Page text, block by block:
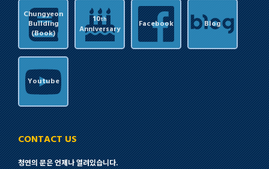
Chungyeon
Building
(Book)
10th
Anniversary Facebook Blog
Youtube
CONTACT US
청연의 문은 언제나 열려있습니다.